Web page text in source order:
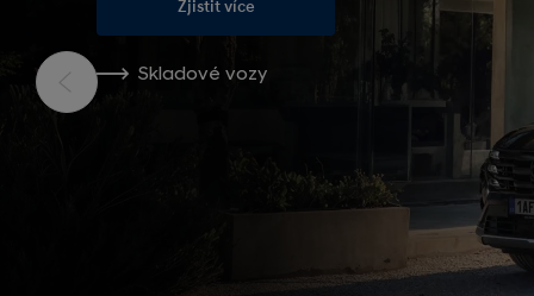
Zjistit více
Skladové vozy